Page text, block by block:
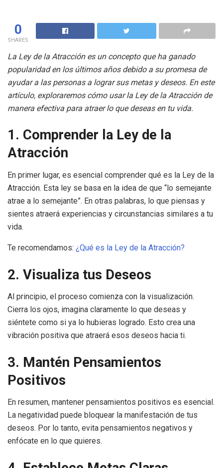
0
SHARES
La Ley de la Atracción es un concepto que ha ganado
popularidad en los últimos años debido a su promesa de
ayudar a las personas a lograr sus metas y deseos. En este
artículo, exploraremos cómo usar la Ley de la Atracción de
manera efectiva para atraer lo que deseas en tu vida.
1. Comprender la Ley de la
Atracción
En primer lugar, es esencial comprender qué es la Ley de la
Atracción. Esta ley se basa en la idea de que “lo semejante
atrae a lo semejante”. En otras palabras, lo que piensas y
sientes atraerá experiencias y circunstancias similares a tu
vida.
Te recomendamos: ¿Qué es la Ley de la Atracción?
2. Visualiza tus Deseos
Al principio, el proceso comienza con la visualización.
Cierra los ojos, imagina claramente lo que deseas y
siéntete como si ya lo hubieras logrado. Esto crea una
vibración positiva que atraerá esos deseos hacia ti.
3. Mantén Pensamientos
Positivos
En resumen, mantener pensamientos positivos es esencial.
La negatividad puede bloquear la manifestación de tus
deseos. Por lo tanto, evita pensamientos negativos y
enfócate en lo que quieres.